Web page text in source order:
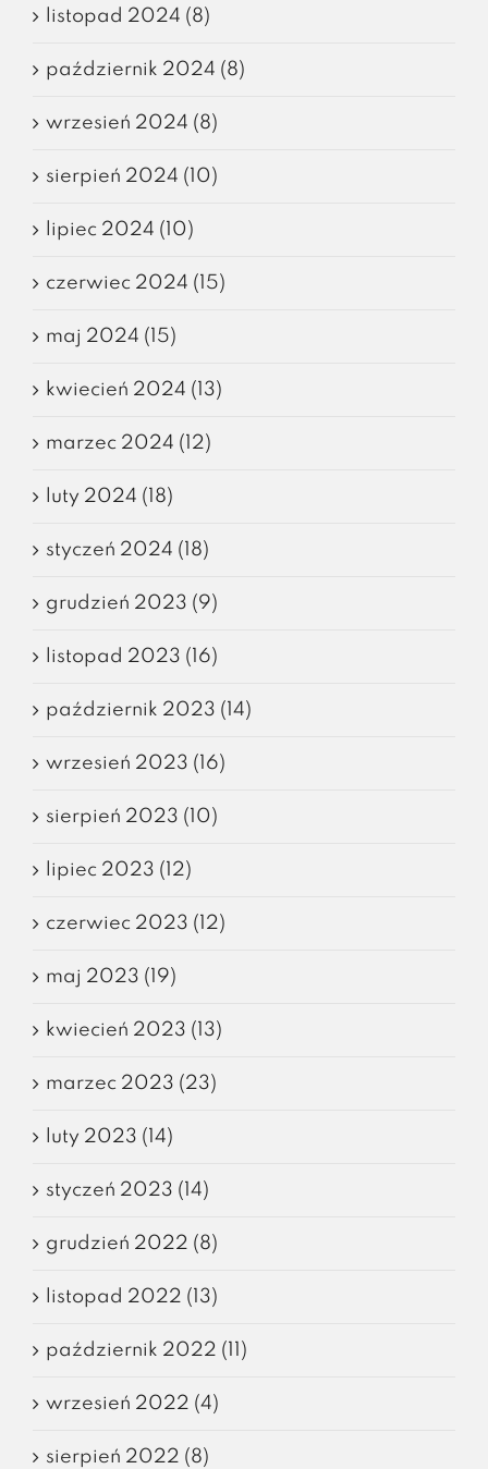
listopad 2024 (8)
październik 2024 (8)
wrzesień 2024 (8)
sierpień 2024 (10)
lipiec 2024 (10)
czerwiec 2024 (15)
maj 2024 (15)
kwiecień 2024 (13)
marzec 2024 (12)
luty 2024 (18)
styczeń 2024 (18)
grudzień 2023 (9)
listopad 2023 (16)
październik 2023 (14)
wrzesień 2023 (16)
sierpień 2023 (10)
lipiec 2023 (12)
czerwiec 2023 (12)
maj 2023 (19)
kwiecień 2023 (13)
marzec 2023 (23)
luty 2023 (14)
styczeń 2023 (14)
grudzień 2022 (8)
listopad 2022 (13)
październik 2022 (11)
wrzesień 2022 (4)
sierpień 2022 (8)